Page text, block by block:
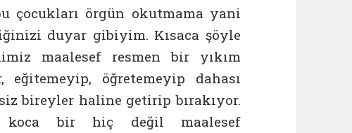
çocukları örgün okutmama yani
duyar gibiyim. Kısaca şöyle
maalesef resmen bir yıkım
eğitemeyip, öğretemeyip dahası
bireyler haline getirip bırakıyor.
koca bir hiç değil maalesef